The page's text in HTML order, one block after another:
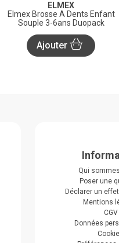
ELMEX
Elmex Brosse A Dents Enfant
Souple 3-6ans Duopack
Ajouter
Qui
Poser une
Déclarer un
Mentions
CGV
Données